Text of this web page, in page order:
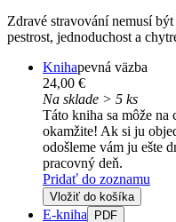
Zdravé stravování nemusí
pestrost, jednoduchost a
Knihapevná väzba
24,00 €
Na sklade > 5 ks
Táto kniha sa môže
okamžite! Ak si ju
odošleme vám ju ešte
pracovný deň.
Pridať do zoznamu
Vložiť do košíka
E-kniha PDF